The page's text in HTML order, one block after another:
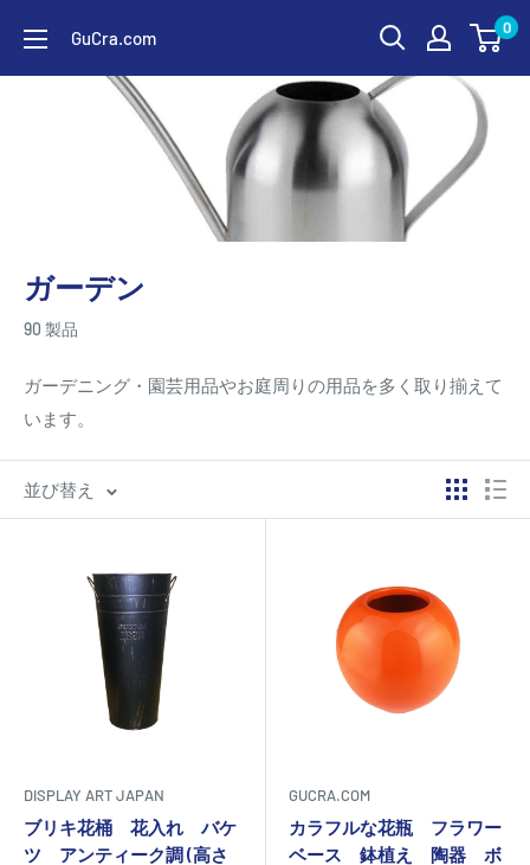
テ
GuCra.com 0
ガーデン
90 製品
ガーデニング・園芸用品やお庭周りの用品を多く取り揃えて
います。
並び替え
DISPLAY ART JAPAN
ブリキ花桶 花入れ バケ
ツ アンティーク調 (高さ
GUCRA.COM
カラフルな花瓶 フラワー
ベース 鉢植え 陶器 ボ